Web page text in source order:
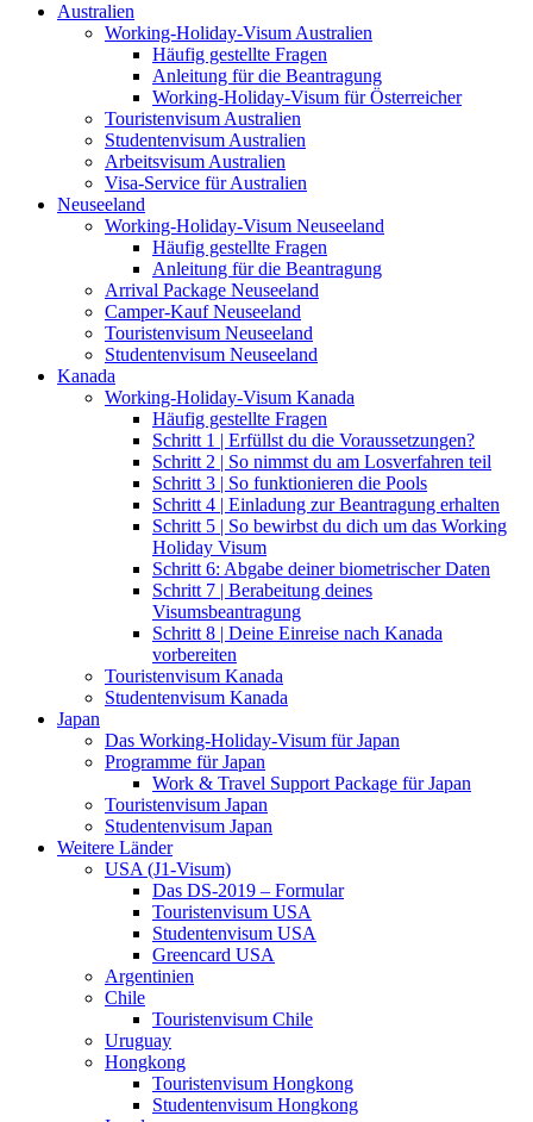
Australien
Working-Holiday-Visum Australien
Häufig gestellte Fragen
Anleitung für die Beantragung
Working-Holiday-Visum für Österreicher
Touristenvisum Australien
Studentenvisum Australien
Arbeitsvisum Australien
Visa-Service für Australien
Neuseeland
Working-Holiday-Visum Neuseeland
Häufig gestellte Fragen
Anleitung für die Beantragung
Arrival Package Neuseeland
Camper-Kauf Neuseeland
Touristenvisum Neuseeland
Studentenvisum Neuseeland
Kanada
Working-Holiday-Visum Kanada
Häufig gestellte Fragen
Schritt 1 | Erfüllst du die Voraussetzungen?
Schritt 2 | So nimmst du am Losverfahren teil
Schritt 3 | So funktionieren die Pools
Schritt 4 | Einladung zur Beantragung erhalten
Schritt 5 | So bewirbst du dich um das Working
Holiday Visum
Schritt 6: Abgabe deiner biometrischer Daten
Schritt 7 | Berabeitung deines
Visumsbeantragung
Schritt 8 | Deine Einreise nach Kanada
vorbereiten
Touristenvisum Kanada
Studentenvisum Kanada
Japan
Das Working-Holiday-Visum für Japan
Programme für Japan
Work & Travel Support Package für Japan
Touristenvisum Japan
Studentenvisum Japan
Weitere Länder
USA (J1-Visum)
Das DS-2019 – Formular
Touristenvisum USA
Studentenvisum USA
Greencard USA
Argentinien
Chile
Touristenvisum Chile
Uruguay
Hongkong
Touristenvisum Hongkong
Studentenvisum Hongkong